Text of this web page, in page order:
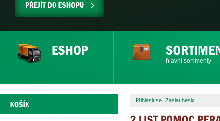
hlavní sortimenty
Přihlásit se Zaslat heslo